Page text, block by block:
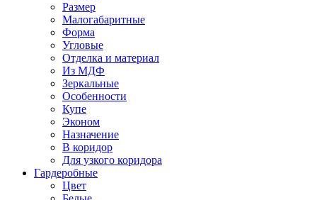
Размер
Малогабаритные
Форма
Угловые
Отделка и материал
Из МДФ
Зеркальные
Особенности
Купе
Эконом
Назначение
В коридор
Для узкого коридора
Гардеробные
Цвет